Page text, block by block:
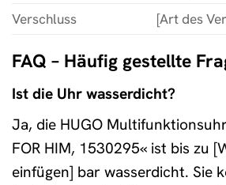
Verschluss
[Art des
FAQ – Häufig gestellte
Ist die Uhr wasserdicht?
Ja, die HUGO Multifunktionsuhr
FOR HIM, 1530295« ist bis zu
einfügen] bar wasserdicht. Sie